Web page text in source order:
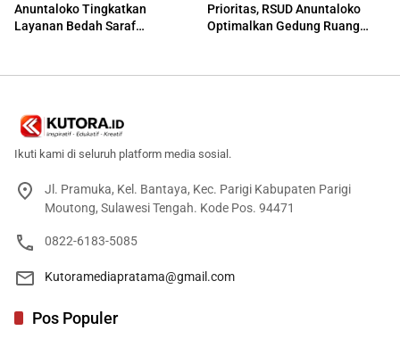
Anuntaloko Tingkatkan
Layanan Bedah Saraf
Prioritas, RSUD Anuntaloko
Optimalkan Gedung Ruang
Ikuti kami di seluruh platform media sosial.
Jl. Pramuka, Kel. Bantaya, Kec. Parigi Kabupaten Parigi
Moutong, Sulawesi Tengah. Kode Pos. 94471
0822-6183-5085
Kutoramediapratama@gmail.com
Pos Populer